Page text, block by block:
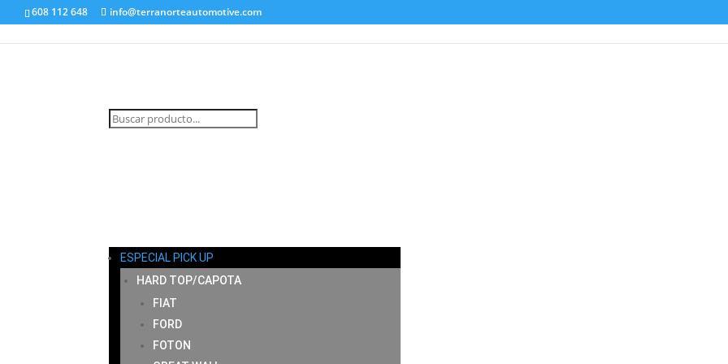
608 112 648 info@terranorteautomotive.com
INICIO
ESPECIAL PICK UP
HARD TOP/CAPOTA
FIAT
FORD
FOTON